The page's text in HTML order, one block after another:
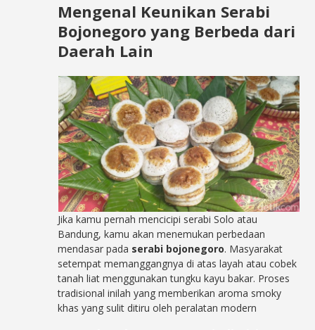
Mengenal Keunikan Serabi
Bojonegoro yang Berbeda dari
Daerah Lain
Jika kamu pernah mencicipi serabi Solo atau
Bandung, kamu akan menemukan perbedaan
mendasar pada serabi bojonegoro. Masyarakat
setempat memanggangnya di atas layah atau cobek
tanah liat menggunakan tungku kayu bakar. Proses
tradisional inilah yang memberikan aroma smoky
khas yang sulit ditiru oleh peralatan modern